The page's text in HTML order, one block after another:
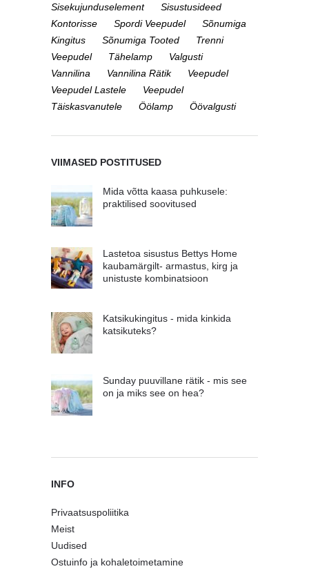
Sisekujunduselement
Sisustusideed
Kontorisse
Spordi Veepudel
Sõnumiga
Kingitus
Sõnumiga Tooted
Trenni
Veepudel
Tähelamp
Valgusti
Vannilina
Vannilina Rätik
Veepudel
Veepudel Lastele
Veepudel
Täiskasvanutele
Öölamp Öövalgusti
VIIMASED POSTITUSED
Mida võtta kaasa puhkusele:
praktilised soovitused
Lastetoa sisustus Bettys Home
kaubamärgilt- armastus, kirg ja
unistuste kombinatsioon
Katsikukingitus - mida kinkida
katsikuteks?
Sunday puuvillane rätik - mis see
on ja miks see on hea?
INFO
Privaatsuspoliitika
Meist
Uudised
Ostuinfo ja kohaletoimetamine